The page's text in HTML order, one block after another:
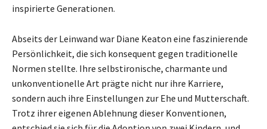
inspirierte Generationen.
Abseits der Leinwand war Diane Keaton eine faszinierende
Persönlichkeit, die sich konsequent gegen traditionelle
Normen stellte. Ihre selbstironische, charmante und
unkonventionelle Art prägte nicht nur ihre Karriere,
sondern auch ihre Einstellungen zur Ehe und Mutterschaft.
Trotz ihrer eigenen Ablehnung dieser Konventionen,